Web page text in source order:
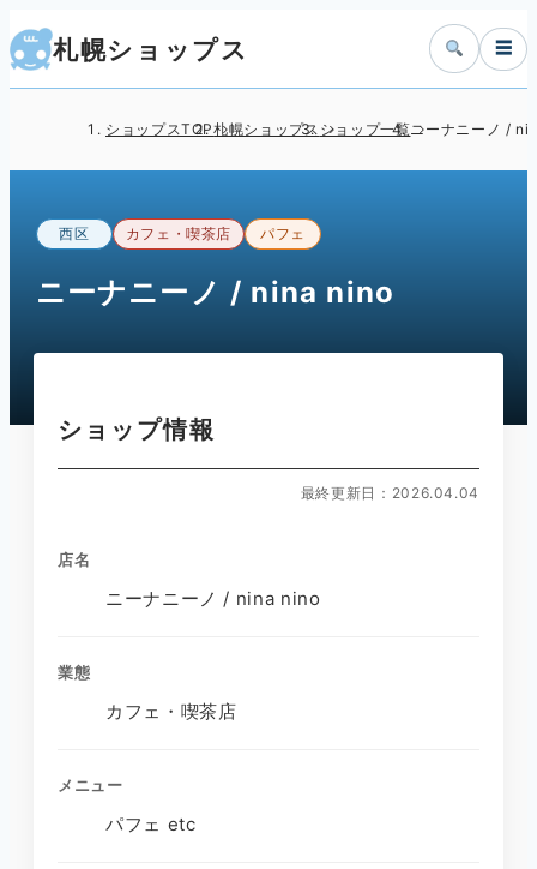
札幌ショップス ☰
ショップスTOP札幌ショップス ショップ一覧ニーナニーノ /
西区 カフェ・喫茶店 パフェ
ニーナニーノ / nina nino
ショップ情報
最終更新日：2026.04.04
店名
ニーナニーノ / nina nino
業態
カフェ・喫茶店
メニュー
パフェ etc